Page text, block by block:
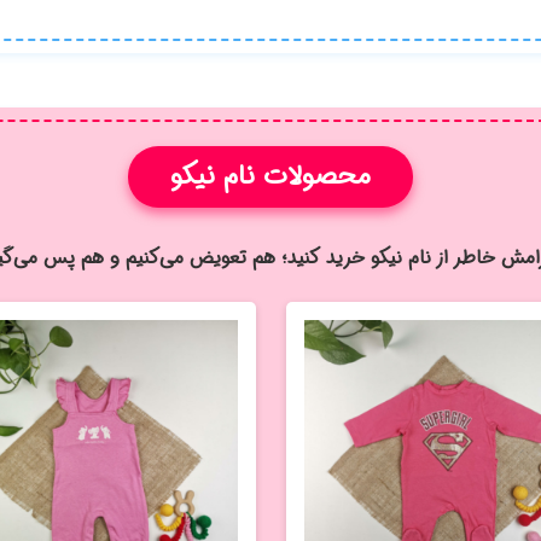
محصولات نام نیکو
خاطر از نام نيكو خريد كنيد؛ هم تعویض می‌کنیم و هم پس